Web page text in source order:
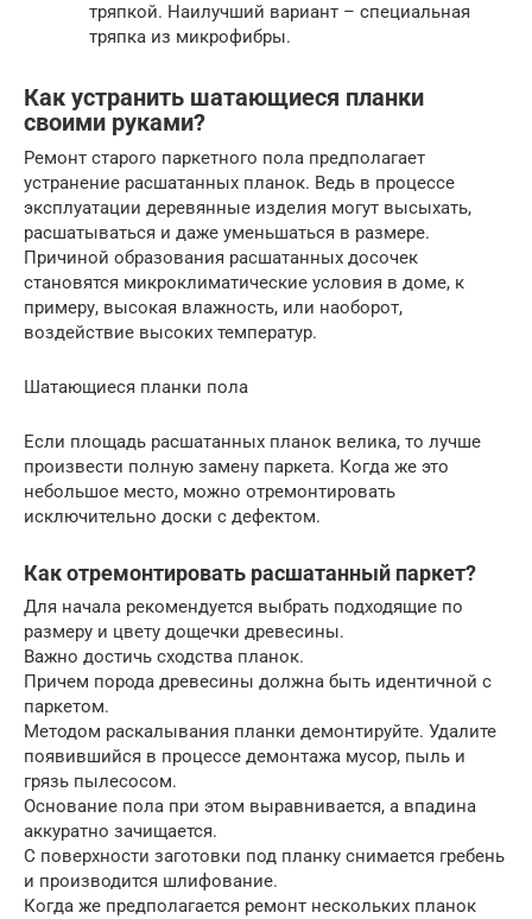
тряпкой. Наилучший вариант – специальная
тряпка из микрофибры.
Как устранить шатающиеся планки
своими руками?
Ремонт старого паркетного пола предполагает
устранение расшатанных планок. Ведь в процессе
эксплуатации деревянные изделия могут высыхать,
расшатываться и даже уменьшаться в размере.
Причиной образования расшатанных досочек
становятся микроклиматические условия в доме, к
примеру, высокая влажность, или наоборот,
воздействие высоких температур.
Шатающиеся планки пола
Если площадь расшатанных планок велика, то лучше
произвести полную замену паркета. Когда же это
небольшое место, можно отремонтировать
исключительно доски с дефектом.
Как отремонтировать расшатанный паркет?
Для начала рекомендуется выбрать подходящие по
размеру и цвету дощечки древесины.
Важно достичь сходства планок.
Причем порода древесины должна быть идентичной с
паркетом.
Методом раскалывания планки демонтируйте. Удалите
появившийся в процессе демонтажа мусор, пыль и
грязь пылесосом.
Основание пола при этом выравнивается, а впадина
аккуратно зачищается.
С поверхности заготовки под планку снимается гребень
и производится шлифование.
Когда же предполагается ремонт нескольких планок